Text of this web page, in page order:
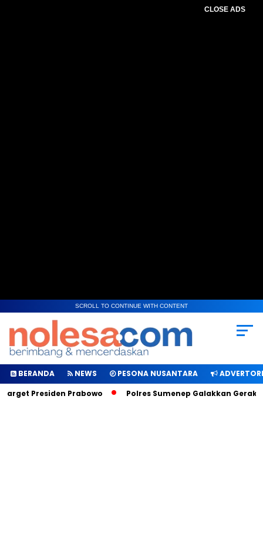
CLOSE ADS
SCROLL TO CONTINUE WITH CONTENT
BERANDA NEWS PESONA NUSANTARA
Presiden Prabowo
Polres Sumenep Galakkan